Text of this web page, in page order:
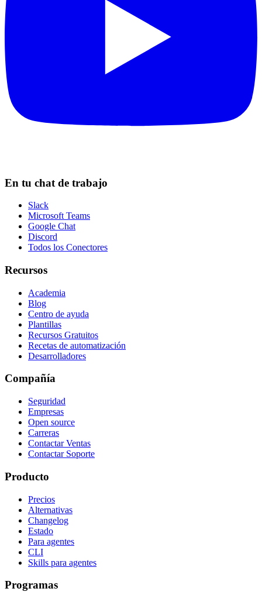
En tu chat de trabajo
Slack
Microsoft Teams
Google Chat
Discord
Todos los Conectores
Recursos
Academia
Blog
Centro de ayuda
Plantillas
Recursos Gratuitos
Recetas de automatización
Desarrolladores
Compañía
Seguridad
Empresas
Open source
Carreras
Contactar Ventas
Contactar Soporte
Producto
Precios
Alternativas
Changelog
Estado
Para agentes
CLI
Skills para agentes
Programas